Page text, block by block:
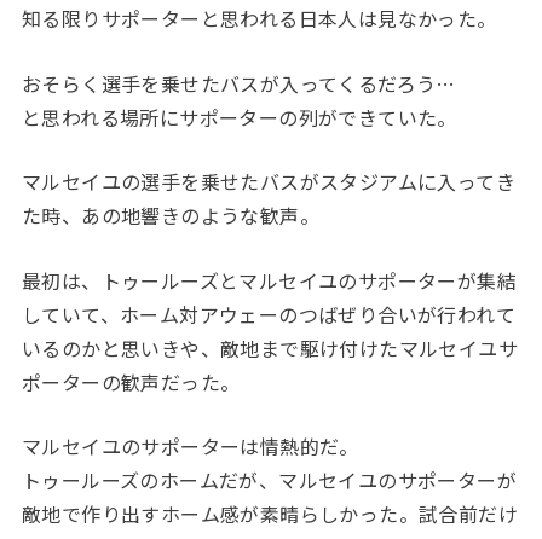
知る限りサポーターと思われる日本人は見なかった。
おそらく選手を乗せたバスが入ってくるだろう…
と思われる場所にサポーターの列ができていた。
マルセイユの選手を乗せたバスがスタジアムに入ってき
た時、あの地響きのような歓声。
最初は、トゥールーズとマルセイユのサポーターが集結
していて、ホーム対アウェーのつばぜり合いが行われて
いるのかと思いきや、敵地まで駆け付けたマルセイユサ
ポーターの歓声だった。
マルセイユのサポーターは情熱的だ。
トゥールーズのホームだが、マルセイユのサポーターが
敵地で作り出すホーム感が素晴らしかった。試合前だけ